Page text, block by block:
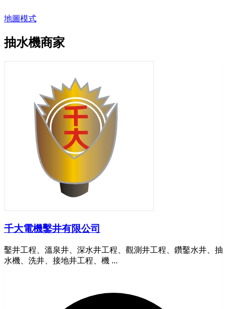
地圖模式
抽水機商家
千大電機鑿井有限公司
鑿井工程、溫泉井、深水井工程、觀測井工程、鑽鑿水井、抽
水機、洗井、接地井工程、機 ...